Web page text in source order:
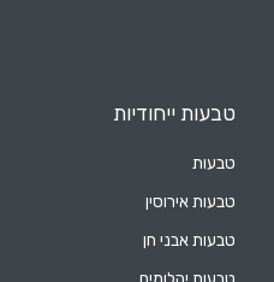
טבעות ייחודיות
טבעות
טבעות אירוסין
טבעות אבני חן